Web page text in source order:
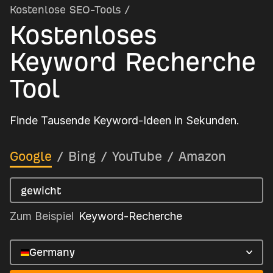
Kostenlose SEO-Tools /
Kostenloses
Keyword Recherche
Tool
Finde Tausende Keyword-Ideen in Sekunden.
Google / Bing / YouTube / Amazon
Zum Beispiel Keyword-Recherche
Germany